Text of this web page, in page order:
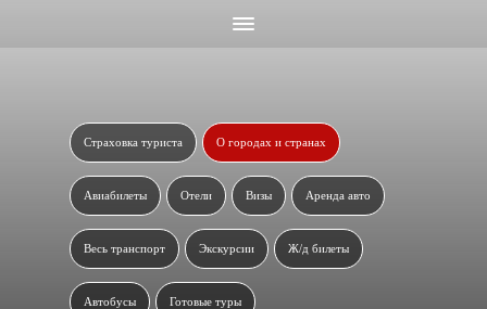
Страховка туриста О городах и странах
Авиабилеты Отели Визы Аренда авто
Весь транспорт Экскурсии Ж/д билеты
Автобусы Готовые туры